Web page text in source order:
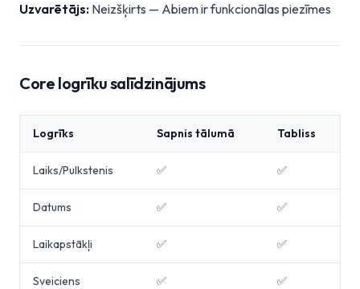
Uzvarētājs: Neizšķirts — Abiem ir funkcionālas piezīmes
Core logrīku salīdzinājums
Logrīks Sapnis tālumā Tabliss
Laiks/Pulkstenis ✅ ✅
Datums ✅ ✅
Laikapstākļi ✅ ✅
Sveiciens ✅ ✅